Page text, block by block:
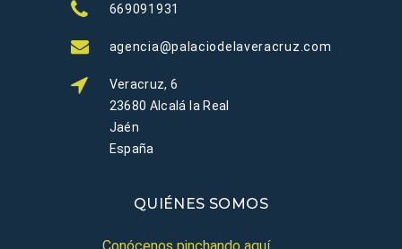
669091931
agencia@palaciodelaveracruz.com
Veracruz, 6
23680 Alcalá la Real
Jaén
España
QUIÉNES SOMOS
Conócenos pinchando aquí